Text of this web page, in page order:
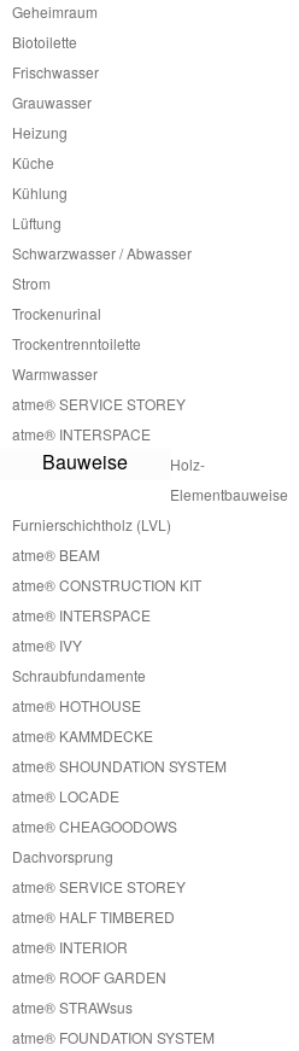
Geheimraum
Biotoilette
Frischwasser
Grauwasser
Heizung
Küche
Kühlung
Lüftung
Schwarzwasser / Abwasser
Strom
Trockenurinal
Trockentrenntoilette
Warmwasser
atme® SERVICE STOREY
atme® INTERSPACE
Bauweise
Holz-
Elementbauweise
Furnierschichtholz (LVL)
atme® BEAM
atme® CONSTRUCTION KIT
atme® INTERSPACE
atme® IVY
Schraubfundamente
atme® HOTHOUSE
atme® KAMMDECKE
atme® SHOUNDATION SYSTEM
atme® LOCADE
atme® CHEAGOODOWS
Dachvorsprung
atme® SERVICE STOREY
atme® HALF TIMBERED
atme® INTERIOR
atme® ROOF GARDEN
atme® STRAWsus
atme® FOUNDATION SYSTEM
A House
Unsere A Houses
Fertigung unserer
Ansonsten
wie Bleche wie
nahezu
Kein
Für die
clevere
von langen
größere
schnell und auch
werden und an
auf das das A
Menge von CO2
Aufbau
Die Produktion und
werden. Der Grund
können. Mit
zertifizierten
müssen wir nicht
verschwenden.
können vor Ort
Wir haben die
maximale
Sattelschlepper